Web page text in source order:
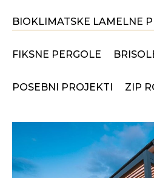
BIOKLIMATSKE LAMELNE
FIKSNE PERGOLE
POSEBNI PROJEKTI ZIP